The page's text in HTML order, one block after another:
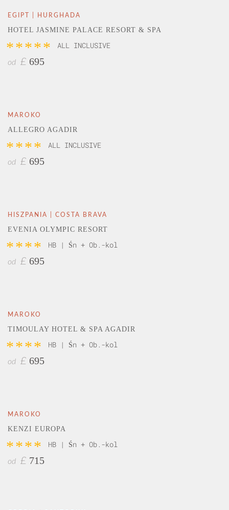
EGIPT | HURGHADA
HOTEL JASMINE PALACE RESORT & SPA
***** ALL INCLUSIVE
od £ 695
MAROKO
ALLEGRO AGADIR
**** ALL INCLUSIVE
od £ 695
HISZPANIA | COSTA BRAVA
EVENIA OLYMPIC RESORT
**** HB | Śn + Ob.-kol
od £ 695
MAROKO
TIMOULAY HOTEL & SPA AGADIR
**** HB | Śn + Ob.-kol
od £ 695
MAROKO
KENZI EUROPA
**** HB | Śn + Ob.-kol
od £ 715